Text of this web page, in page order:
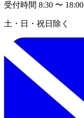
受付時間 8:30 〜 18:00
土・日・祝日除く